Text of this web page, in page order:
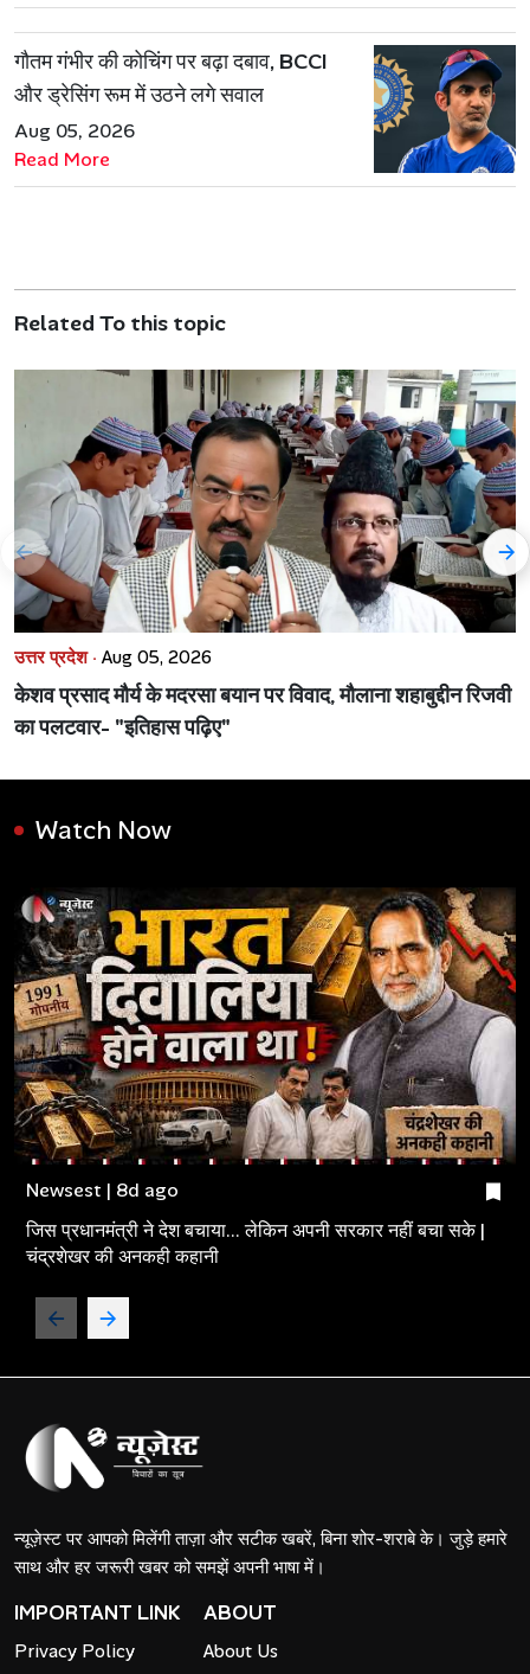
गौतम गंभीर की कोचिंग पर बढ़ा दबाव, BCCI
और ड्रेसिंग रूम में उठने लगे सवाल
Aug 05, 2026
Read More
Related To this topic
उत्तर प्रदेश · Aug 05, 2026
केशव प्रसाद मौर्य के मदरसा बयान पर विवाद, मौलाना शहाबुद्दीन रिजवी
का पलटवार- "इतिहास पढ़िए"
Watch Now
Newsest | 8d ago
जिस प्रधानमंत्री ने देश बचाया... लेकिन अपनी सरकार नहीं बचा सके |
चंद्रशेखर की अनकही कहानी
न्यूज़ेस्ट पर आपको मिलेंगी ताज़ा और सटीक खबरें, बिना शोर-शराबे के। जुड़े हमारे
साथ और हर जरूरी खबर को समझें अपनी भाषा में।
IMPORTANT LINK
Privacy Policy
ABOUT
About Us